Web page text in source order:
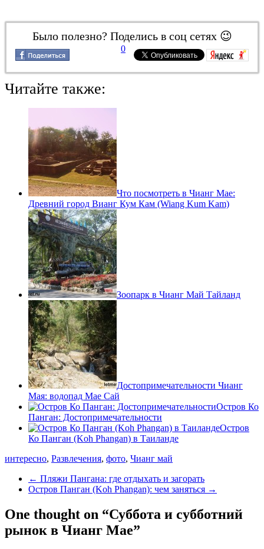
Было полезно? Поделись в соц сетях 😉
0
Читайте также:
Что посмотреть в Чианг Мае:
Древний город Вианг Кум Кам (Wiang Kum Kam)
Зоопарк в Чианг Май Тайланд
Достопримечательности Чианг
Мая: водопад Мае Сай
Остров Ко
Панган: Достопримечательности
Остров
Ко Панган (Koh Phangan) в Таиланде
интересно, Развлечения, фото, Чианг май
← Пляжи Пангана: где отдыхать и загорать
Остров Панган (Koh Phangan): чем заняться →
One thought on “Суббота и субботний
рынок в Чианг Мае”